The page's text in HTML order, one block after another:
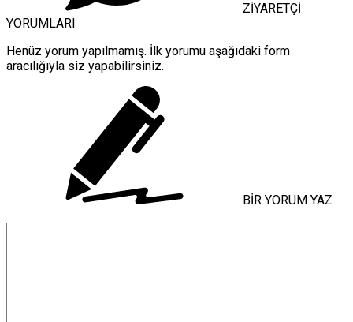
ZİYARETÇİ
YORUMLARI
Henüz yorum yapılmamış. İlk yorumu aşağıdaki form
aracılığıyla siz yapabilirsiniz.
BİR YORUM YAZ